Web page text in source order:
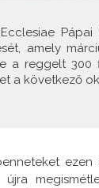
Pápai
amely
a reggelt
a következő